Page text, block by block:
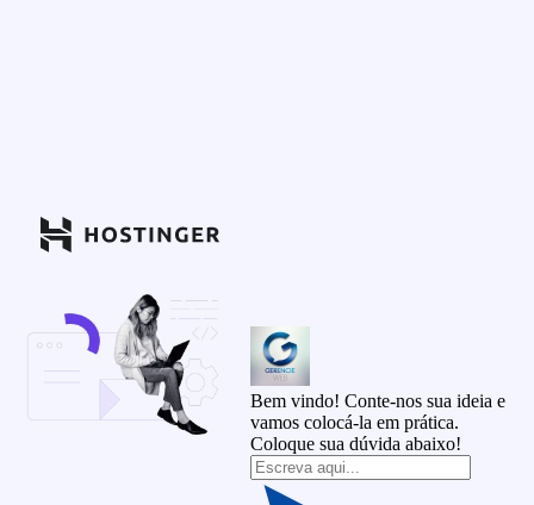
Bem vindo! Conte-nos sua ideia e
vamos colocá-la em prática.
Coloque sua dúvida abaixo!